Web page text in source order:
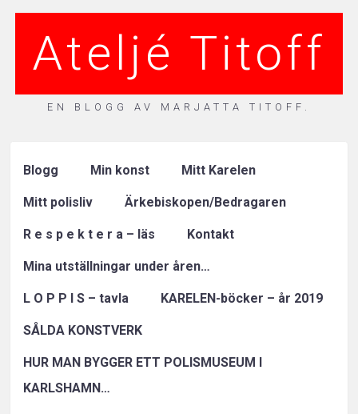
Ateljé Titoff
EN BLOGG AV MARJATTA TITOFF.
Blogg Min konst Mitt Karelen
Mitt polisliv Ärkebiskopen/Bedragaren
R e s p e k t e r a – läs Kontakt
Mina utställningar under åren…
L O P P I S – tavla KARELEN-böcker – år 2019
SÅLDA KONSTVERK
HUR MAN BYGGER ETT POLISMUSEUM I
KARLSHAMN…